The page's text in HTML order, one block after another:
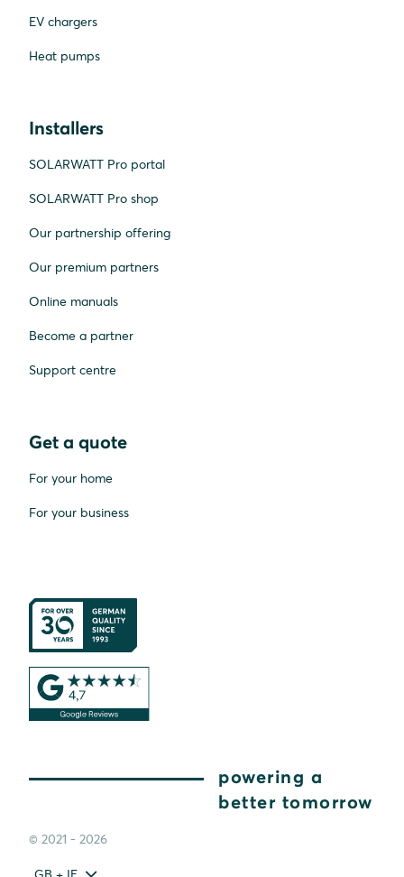
EV chargers
Heat pumps
Installers
SOLARWATT Pro portal
SOLARWATT Pro shop
Our partnership offering
Our premium partners
Online manuals
Become a partner
Support centre
Get a quote
For your home
For your business
powering a
better tomorrow
© 2021 - 2026